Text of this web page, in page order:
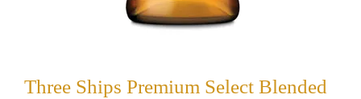
Three Ships Premium Select Blended